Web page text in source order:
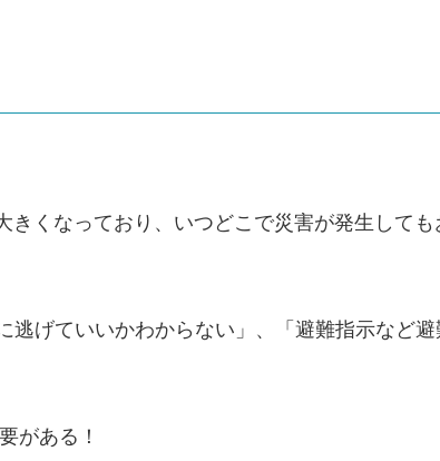
くなっており、いつどこで災害が発生しても
げていいかわからない」、「避難指示など
がある！